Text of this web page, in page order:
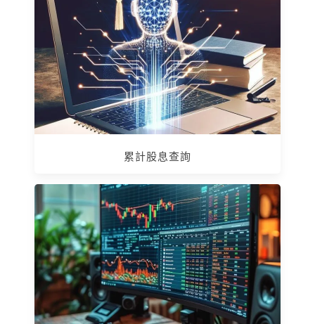
累計股息查詢